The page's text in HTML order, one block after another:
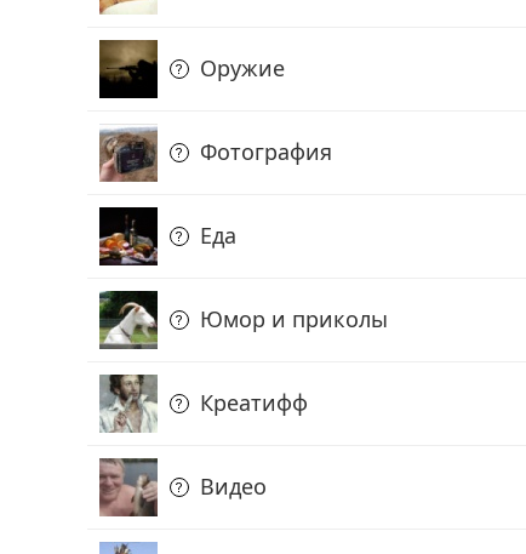
Оружие
Фотография
Еда
Юмор и приколы
Креатифф
Видео